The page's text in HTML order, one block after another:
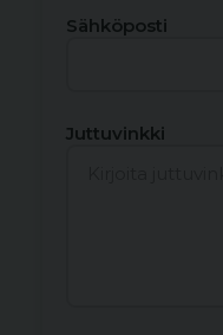
Sähköposti
Juttuvinkki